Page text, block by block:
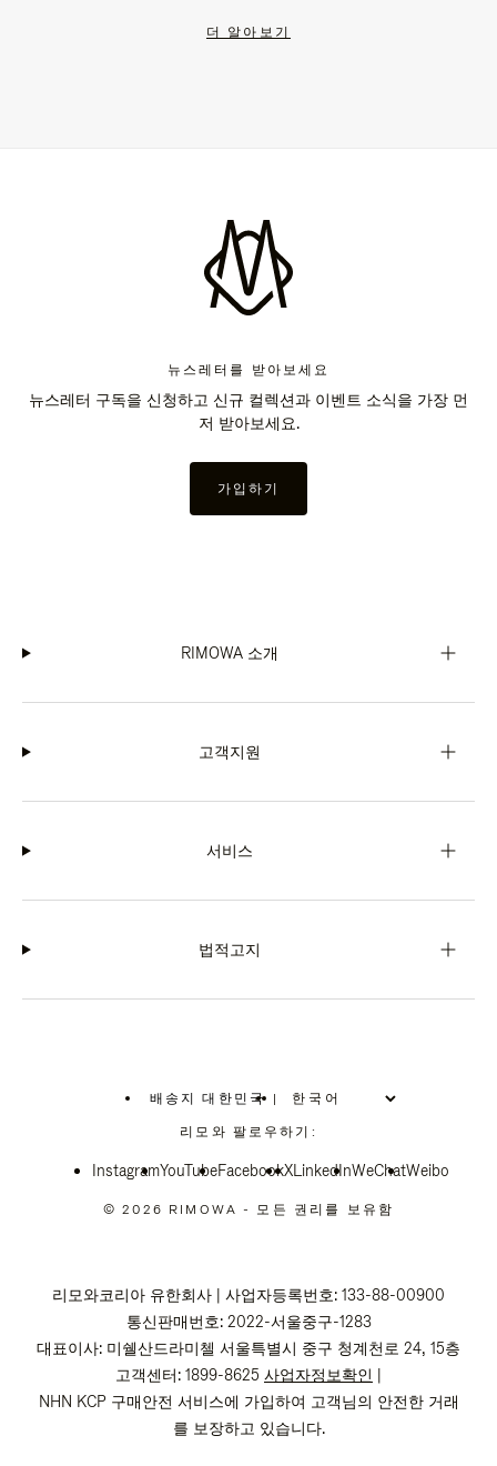
더 알아보기
뉴스레터를 받아보세요
뉴스레터 구독을 신청하고 신규 컬렉션과 이벤트 소식을 가장 먼
저 받아보세요.
가입하기
RIMOWA 소개
고객지원
서비스
법적고지
배송지 대한민국
위
치
선
십
|
리모와 팔로우하기:
InstagramYouTubeFacebookXLinkedInWeChatWeibo
© 2026 RIMOWA - 모든 권리를 보유함
리모와코리아 유한회사 | 사업자등록번호: 133-88-00900
통신판매번호: 2022-서울중구-1283
대표이사: 미쉘산드라미첼 서울특별시 중구 청계천로 24, 15층
고객센터: 1899-8625 사업자정보확인 |
NHN KCP 구매안전 서비스에 가입하여 고객님의 안전한 거래
를 보장하고 있습니다.